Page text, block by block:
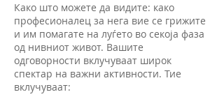
Како што можете да видите: како
професионалец за нега вие се грижите
и им помагате на луѓето во секоја фаза
од нивниот живот. Вашите
одговорности вклучуваат широк
спектар на важни активности. Тие
вклучуваат: